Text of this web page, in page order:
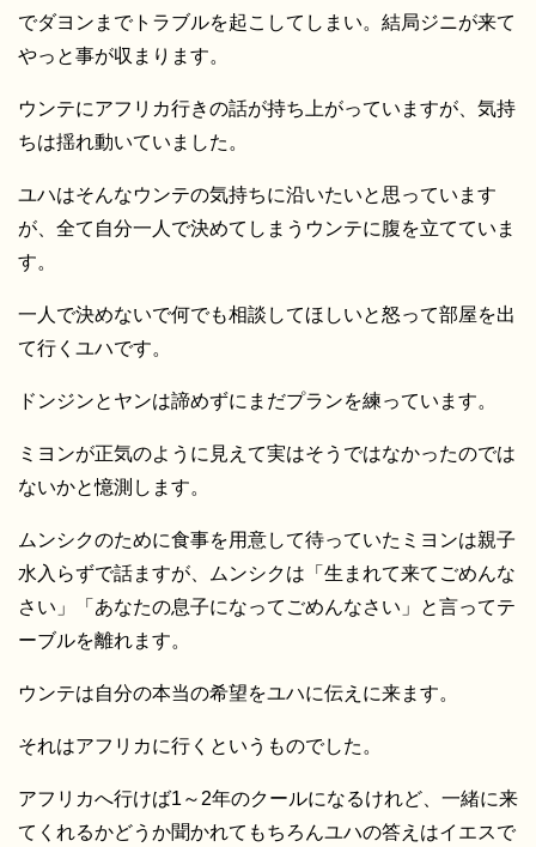
でダヨンまでトラブルを起こしてしまい。結局ジニが来て
やっと事が収まります。
ウンテにアフリカ行きの話が持ち上がっていますが、気持
ちは揺れ動いていました。
ユハはそんなウンテの気持ちに沿いたいと思っています
が、全て自分一人で決めてしまうウンテに腹を立てていま
す。
一人で決めないで何でも相談してほしいと怒って部屋を出
て行くユハです。
ドンジンとヤンは諦めずにまだプランを練っています。
ミヨンが正気のように見えて実はそうではなかったのでは
ないかと憶測します。
ムンシクのために食事を用意して待っていたミヨンは親子
水入らずで話ますが、ムンシクは「生まれて来てごめんな
さい」「あなたの息子になってごめんなさい」と言ってテ
ーブルを離れます。
ウンテは自分の本当の希望をユハに伝えに来ます。
それはアフリカに行くというものでした。
アフリカへ行けば1～2年のクールになるけれど、一緒に来
てくれるかどうか聞かれてもちろんユハの答えはイエスで